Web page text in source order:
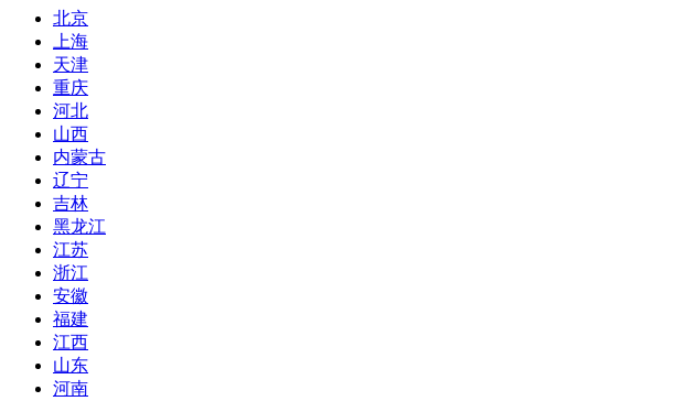
北京
上海
天津
重庆
河北
山西
内蒙古
辽宁
吉林
黑龙江
江苏
浙江
安徽
福建
江西
山东
河南